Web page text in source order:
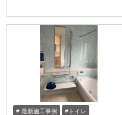
最新施工事例 トイレ